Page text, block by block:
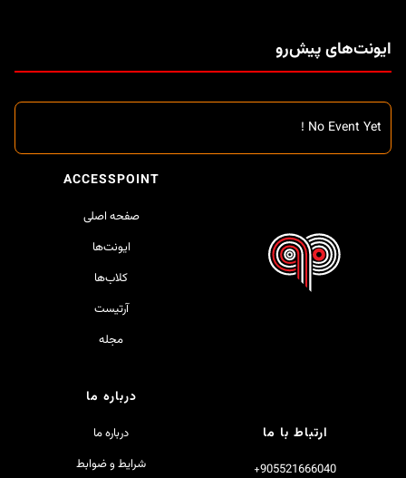
ایونت‌های پیش‌رو
No Event Yet !
ACCESSPOINT
صفحه اصلی
ایونت‌ها
کلاب‌ها
آرتیست
مجله
ارتباط با ما
905521666040+
درباره ما
درباره ما
شرایط و ضوابط